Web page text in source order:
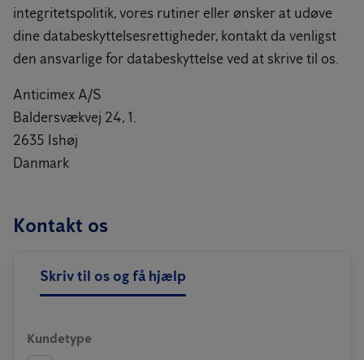
integritetspolitik, vores rutiner eller ønsker at udøve
dine databeskyttelsesrettigheder, kontakt da venligst
den ansvarlige for databeskyttelse ved at skrive til os.
Anticimex A/S
Baldersvækvej 24, 1.
2635 Ishøj
Danmark
Kontakt os
Skriv til os og få hjælp
Kundetype